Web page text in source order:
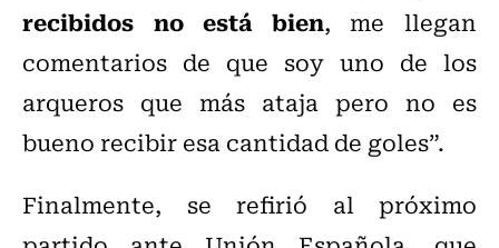
recibidos no está bien, me llegan
comentarios de que soy uno de los
arqueros que más ataja pero no es
bueno recibir esa cantidad de goles”.
Finalmente, se refirió al próximo